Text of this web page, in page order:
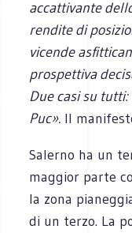
accattivante
rendite di
vicende
prospettiva
Due casi su
Puc». Il
Salerno ha un
mag­gior parte
la zona
di un terzo. La